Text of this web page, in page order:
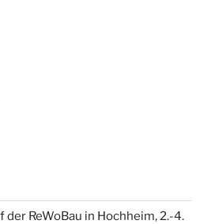
der ReWoBau in Hochheim, 2.-4.